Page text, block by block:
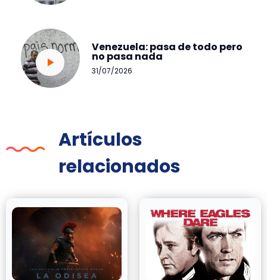
Venezuela: pasa de todo pero
no pasa nada
31/07/2026
Artículos
relacionados